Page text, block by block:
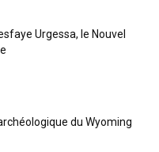
Urgessa, le Nouvel
du Wyoming